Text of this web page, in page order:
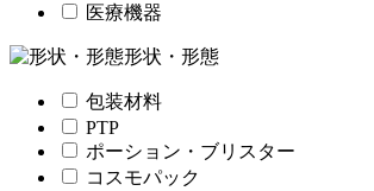
医療機器
形状・形態
包装材料
PTP
ポーション・ブリスター
コスモパック